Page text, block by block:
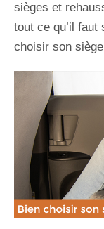
sièges et
tout ce qu’il
choisir son